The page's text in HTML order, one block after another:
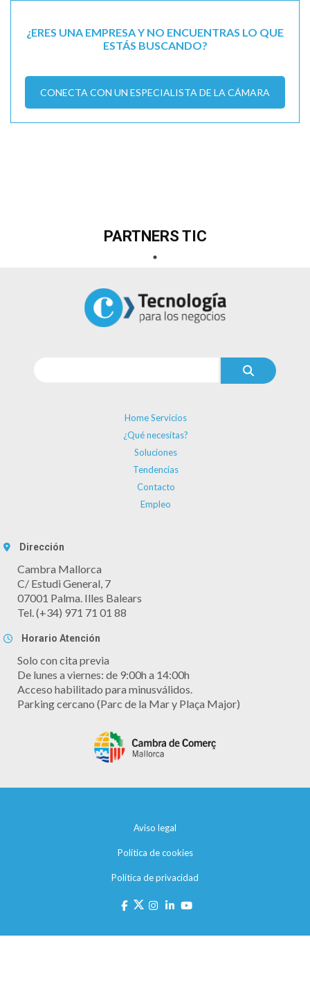
¿ERES UNA EMPRESA Y NO ENCUENTRAS LO QUE
ESTÁS BUSCANDO?
CONECTA CON UN ESPECIALISTA DE LA CÁMARA
PARTNERS TIC
Home Servicios
¿Qué necesitas?
Soluciones
Tendencias
Contacto
Empleo
Dirección
Cambra Mallorca
C/ Estudi General, 7
07001 Palma. Illes Balears
Tel. (+34) 971 71 01 88
Horario Atención
Solo con cita previa
De lunes a viernes: de 9:00h a 14:00h
Acceso habilitado para minusválidos.
Parking cercano (Parc de la Mar y Plaça Major)
Aviso legal
Política de cookies
Política de privacidad